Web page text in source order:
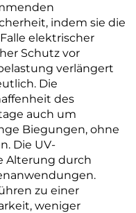
indem sie die
elektrischer
Schutz vor
verlängert
Die
des
auch um
Biegungen, ohne
Die UV-
Alterung durch
zu einer
weniger